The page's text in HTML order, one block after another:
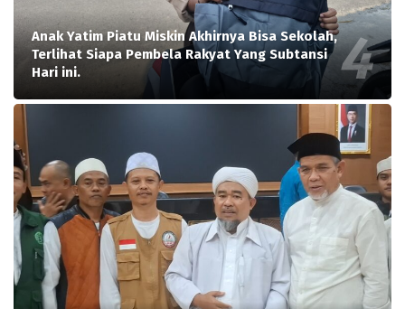
Anak Yatim Piatu Miskin Akhirnya Bisa Sekolah,
Terlihat Siapa Pembela Rakyat Yang Subtansi
Hari ini.